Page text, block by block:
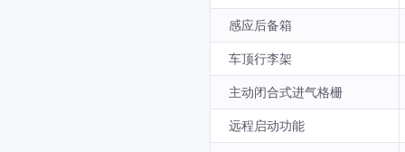
感应后备箱
车顶行李架
主动闭合式进气格栅
远程启动功能